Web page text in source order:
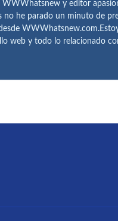
WWWhatsnew y editor
no he parado un minuto de
web y todo lo relacionado